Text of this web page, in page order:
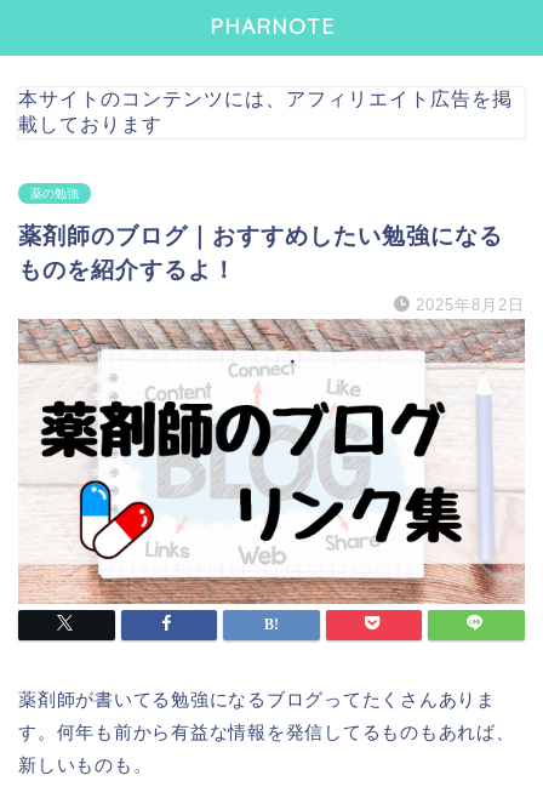
PHARNOTE
本サイトのコンテンツには、アフィリエイト広告を掲
載しております
薬の勉強
薬剤師のブログ｜おすすめしたい勉強になる
ものを紹介するよ！
2025年8月2日
薬剤師が書いてる勉強になるブログってたくさんありま
す。何年も前から有益な情報を発信してるものもあれば、
新しいものも。